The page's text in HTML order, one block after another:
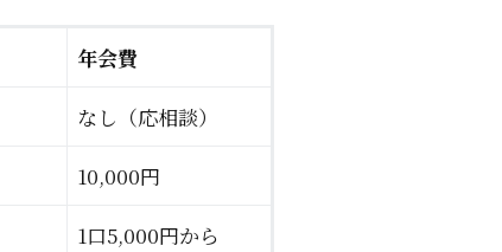
年会費
なし（応相談）
10,000円
1口5,000円から